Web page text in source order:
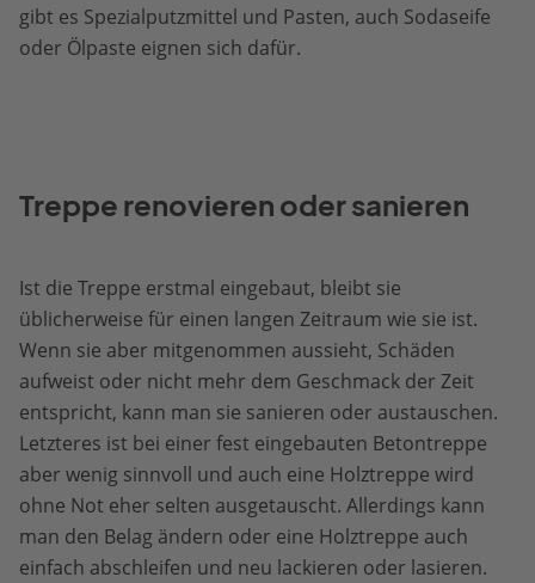
gibt es Spezialputzmittel und Pasten, auch Sodaseife
oder Ölpaste eignen sich dafür.
Treppe renovieren oder sanieren
Ist die Treppe erstmal eingebaut, bleibt sie
üblicherweise für einen langen Zeitraum wie sie ist.
Wenn sie aber mitgenommen aussieht, Schäden
aufweist oder nicht mehr dem Geschmack der Zeit
entspricht, kann man sie sanieren oder austauschen.
Letzteres ist bei einer fest eingebauten Betontreppe
aber wenig sinnvoll und auch eine Holztreppe wird
ohne Not eher selten ausgetauscht. Allerdings kann
man den Belag ändern oder eine Holztreppe auch
einfach abschleifen und neu lackieren oder lasieren.